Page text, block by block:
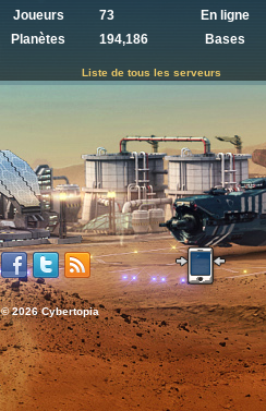
Joueurs
73 En ligne
Planètes
194,186 Bases
Liste de tous les serveurs
© 2026 Cybertopia